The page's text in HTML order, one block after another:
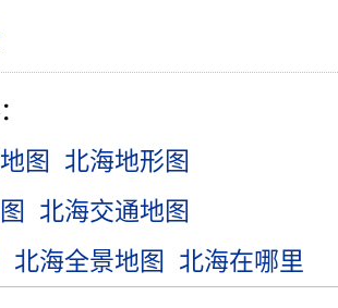
：
图
北海地形图
北海交通地图
北海全景地图 北海在哪里